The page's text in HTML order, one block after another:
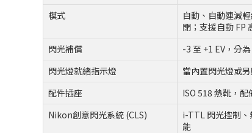
模式
自動、自動連減
閉；支援自動 FP
閃光補償
-3 至 +1 EV，分
閃光燈就緒指示燈
當內置閃光燈或
配件插座
ISO 518 熱靴，
Nikon創意閃光系統 (CLS)
i-TTL 閃光控制、
能